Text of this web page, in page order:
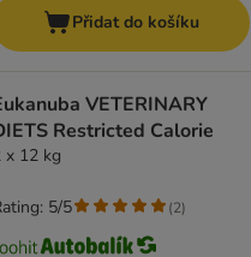
Přidat do košíku
VETERINARY
Restricted Calorie
x 12 kg
5/5 (2)